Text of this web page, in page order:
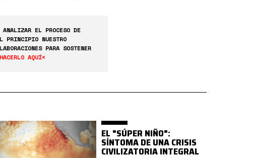
EL PROCESO DE
PRINCIPIO NUESTRO
PARA SOSTENER
AQUÍ<
EL "SÚPER NIÑO":
SÍNTOMA DE UNA CRISIS
CIVILIZATORIA INTEGRAL